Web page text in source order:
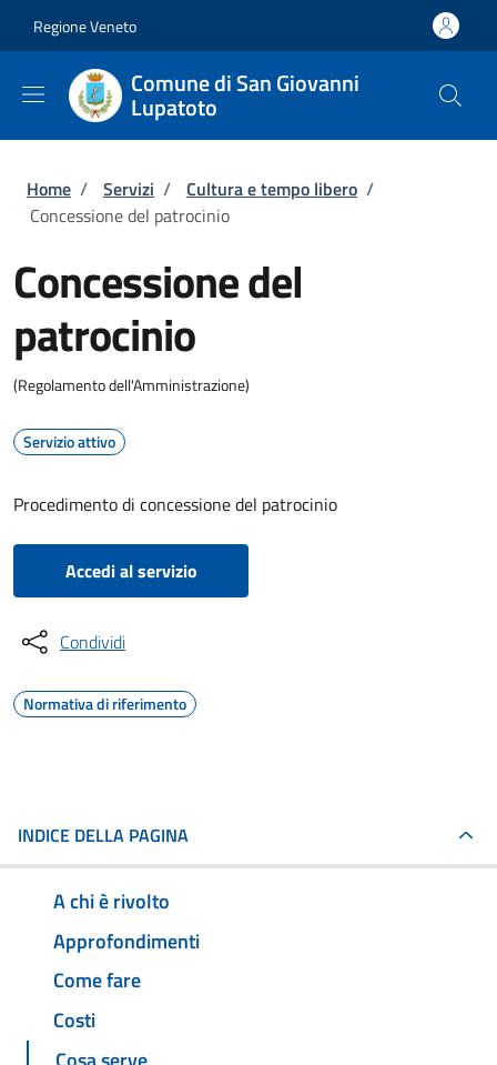
Regione Veneto
Comune di San Giovanni
Lupatoto
Briciole di pane
Home / Servizi / Cultura e tempo libero /
Concessione del patrocinio
Concessione del
patrocinio
(Regolamento dell'Amministrazione)
Servizio attivo
Procedimento di concessione del patrocinio
Accedi al servizio
Condividi
Normativa di riferimento
INDICE DELLA PAGINA
A chi è rivolto
Approfondimenti
Come fare
Costi